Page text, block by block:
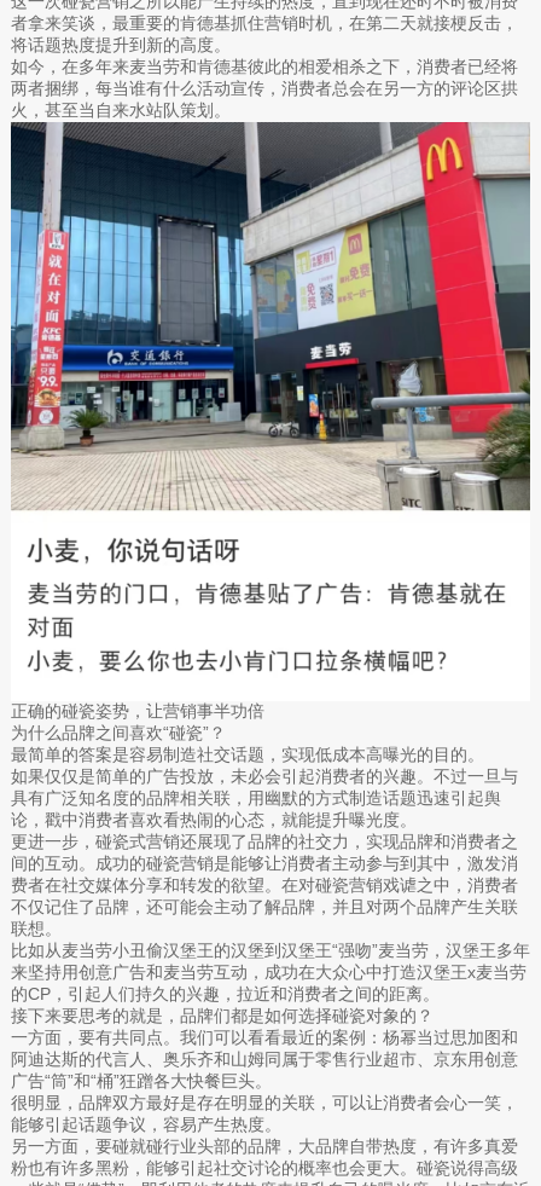
者拿来笑谈，最重要的肯德基抓住营销时机，在第二天就接梗反击，
将话题热度提升到新的高度。
如今，在多年来麦当劳和肯德基彼此的相爱相杀之下，消费者已经将
两者捆绑，每当谁有什么活动宣传，消费者总会在另一方的评论区拱
火，甚至当自来水站队策划。
正确的碰瓷姿势，让营销事半功倍
为什么品牌之间喜欢“碰瓷”？
最简单的答案是容易制造社交话题，实现低成本高曝光的目的。
如果仅仅是简单的广告投放，未必会引起消费者的兴趣。不过一旦与
具有广泛知名度的品牌相关联，用幽默的方式制造话题迅速引起舆
论，戳中消费者喜欢看热闹的心态，就能提升曝光度。
更进一步，碰瓷式营销还展现了品牌的社交力，实现品牌和消费者之
间的互动。成功的碰瓷营销是能够让消费者主动参与到其中，激发消
费者在社交媒体分享和转发的欲望。在对碰瓷营销戏谑之中，消费者
不仅记住了品牌，还可能会主动了解品牌，并且对两个品牌产生关联
联想。
比如从麦当劳小丑偷汉堡王的汉堡到汉堡王“强吻”麦当劳，汉堡王多年
来坚持用创意广告和麦当劳互动，成功在大众心中打造汉堡王x麦当劳
的CP，引起人们持久的兴趣，拉近和消费者之间的距离。
接下来要思考的就是，品牌们都是如何选择碰瓷对象的？
一方面，要有共同点。我们可以看看最近的案例：杨幂当过思加图和
阿迪达斯的代言人、奥乐齐和山姆同属于零售行业超市、京东用创意
广告“筒”和“桶”狂蹭各大快餐巨头。
很明显，品牌双方最好是存在明显的关联，可以让消费者会心一笑，
能够引起话题争议，容易产生热度。
另一方面，要碰就碰行业头部的品牌，大品牌自带热度，有许多真爱
粉也有许多黑粉，能够引起社交讨论的概率也会更大。碰瓷说得高级